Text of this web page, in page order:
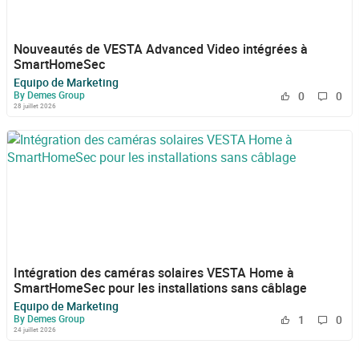
Nouveautés de VESTA Advanced Video intégrées à
SmartHomeSec
Equipo de Marketing
By Demes Group
28 juillet 2026
0 0
Intégration des caméras solaires VESTA Home à
SmartHomeSec pour les installations sans câblage
Equipo de Marketing
By Demes Group
24 juillet 2026
1 0